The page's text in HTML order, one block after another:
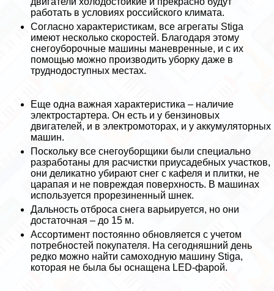
работать в условиях российского климата.
Согласно хаpaктеристикам, все агрегаты Stiga
имеют несколько скоростей. Благодаря этому
снегоуборочные машины маневренные, и с их
помощью можно производить уборку даже в
труднодоступных местах.
Еще одна важная хаpaктеристика – наличие
электростартера. Он есть и у бензиновых
двигателей, и в электромоторах, и у аккумуляторных
машин.
Поскольку все снегоуборщики были специально
разработаны для расчистки приусадебных участков,
они деликатно убирают снег с кафеля и плитки, не
царапая и не повреждая поверхность. В машинах
используется прорезиненный шнек.
Дальность отброса снега варьируется, но они
достаточная – до 15 м.
Ассортимент постоянно обновляется с учетом
потребностей покупателя. На сегодняшний день
редко можно найти самоходную машину Stiga,
которая не была бы оснащена LED-фарой.